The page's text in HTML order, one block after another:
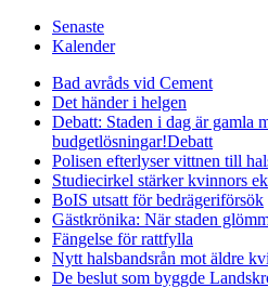
Senaste
Kalender
Bad avråds vid Cement
Det händer i helgen
Debatt: Staden i dag är gamla
budgetlösningar!Debatt
Polisen efterlyser vittnen till
Studiecirkel stärker kvinnors
BoIS utsatt för bedrägeriförsök
Gästkrönika: När staden
Fängelse för rattfylla
Nytt halsbandsrån mot äldre
De beslut som byggde